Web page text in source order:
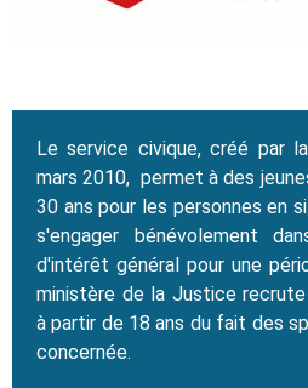
Le service civique, créé par
mars 2010, permet à des
30 ans pour les personnes en
s'engager bénévolement
d'intérêt général pour une
ministère de la Justice
à partir de 18 ans du fait des
concernée.